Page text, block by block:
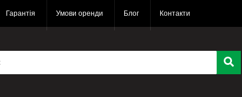
Гарантія Умови оренди Блог Контакти